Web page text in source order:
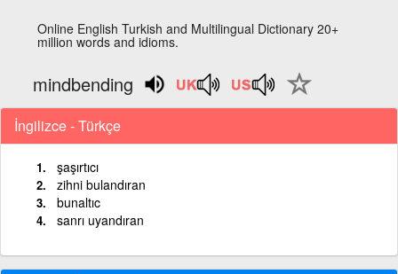
Online English Turkish and Multilingual Dictionary 20+
million words and idioms.
mindbending
İngilizce - Türkçe
şaşırtıcı
zihni bulandıran
bunaltıc
sanrı uyandıran